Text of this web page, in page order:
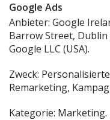
Google Ads
Anbieter: Google
Barrow Street,
Google LLC (USA).
Zweck:
Remarketing,
Kategorie: Marketing.